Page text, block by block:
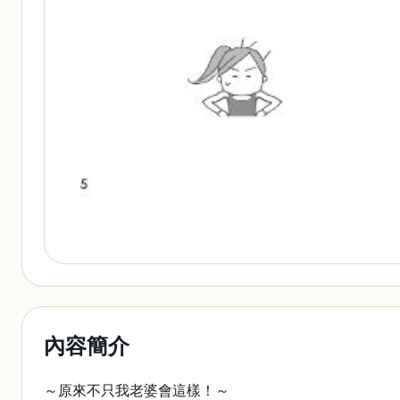
內容簡介
～原來不只我老婆會這樣！～